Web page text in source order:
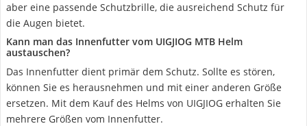
aber eine passende Schutzbrille, die ausreichend Schutz für
die Augen bietet.
Kann man das Innenfutter vom UIGJIOG MTB Helm
austauschen?
Das Innenfutter dient primär dem Schutz. Sollte es stören,
können Sie es herausnehmen und mit einer anderen Größe
ersetzen. Mit dem Kauf des Helms von UIGJIOG erhalten Sie
mehrere Größen vom Innenfutter.